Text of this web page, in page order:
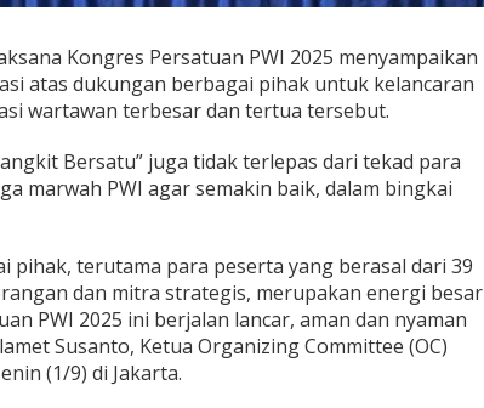
Kongres Persatuan PWI 2025 menyampaikan
atas dukungan berbagai pihak untuk kelancaran
wartawan terbesar dan tertua tersebut.
Bersatu” juga tidak terlepas dari tekad para
marwah PWI agar semakin baik, dalam bingkai
pihak, terutama para peserta yang berasal dari 39
dan mitra strategis, merupakan energi besar
PWI 2025 ini berjalan lancar, aman dan nyaman
Susanto, Ketua Organizing Committee (OC)
(1/9) di Jakarta.